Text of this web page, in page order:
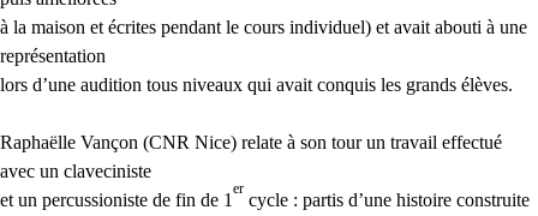
à la maison et écrites pendant le cours individuel) et avait abouti à une
représentation
lors d’une audition tous niveaux qui avait conquis les grands élèves.
Raphaëlle Vançon (CNR Nice) relate à son tour un travail effectué
avec un claveciniste
et un percussioniste de fin de 1
er
cycle : partis d’une histoire construite